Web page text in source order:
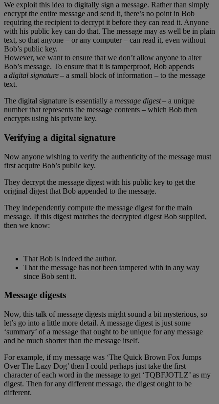
We exploit this idea to digitally sign a message. Rather than simply
encrypt the entire message and send it, there’s no point in Bob
requiring the recipient to decrypt it before they can read it. Anyone
with his public key can do that. The message may as well be in plain
text, so that anyone – or any computer – can read it, even without
Bob’s public key.
However, we want to ensure that we don’t allow anyone to alter
Bob’s message. To ensure that it is tamperproof, Bob appends
a digital signature– a small block of information – to the message
text.
The digital signature is essentially a message digest– a unique
number that represents the message contents – which Bob then
encrypts using his private key.
Verifying a digital signature
Now anyone wishing to verify the authenticity of the message must
first acquire Bob’s public key.
They decrypt the message digest with his public key to get the
original digest that Bob appended to the message.
They independently compute the message digest for the main
message. If this digest matches the decrypted digest Bob supplied,
then we know:
That Bob is indeed the author.
That the message has not been tampered with in any way
since Bob sent it.
Message digests
Now, this talk of message digests might sound a bit mysterious, so
let’s go into a little more detail. A message digest is just some
‘summary’ of a message that ought to be unique for any message
and be much shorter than the message itself.
For example, if my message was ‘The Quick Brown Fox Jumps
Over The Lazy Dog’ then I could perhaps just take the first
character of each word in the message to get ‘TQBFJOTLZ’ as my
digest. Then for any different message, the digest ought to be
different.